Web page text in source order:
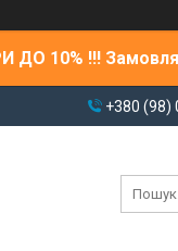
10% !!!
+380 (98)